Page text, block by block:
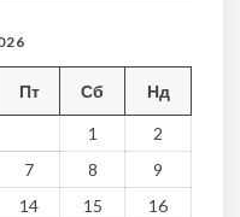
Пт Сб Нд
1
2
7 8
9
14 15
16